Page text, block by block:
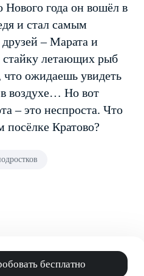
Нового года он вошёл в
и стал самым
– Марата и
стайку летающих рыб
что ожидаешь увидеть
в воздухе… Но вот
– это неспроста. Что
Кратово?
бесплатно